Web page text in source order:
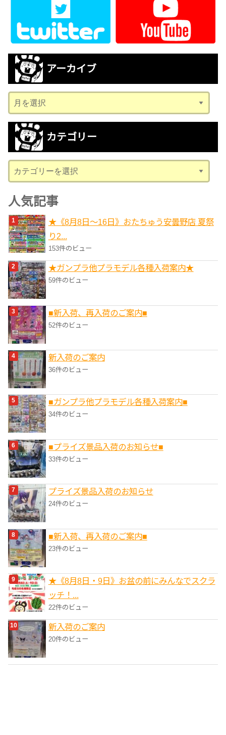
アーカイブ
ー
カ
ブ
カテゴリー
テ
ゴ
リ
ー
人気記事
★《8月8日～16日》おたちゅう安曇野店 夏祭
り2...
153件のビュー
★ガンプラ他プラモデル各種入荷案内★
59件のビュー
■新入荷、再入荷のご案内■
52件のビュー
新入荷のご案内
36件のビュー
■ガンプラ他プラモデル各種入荷案内■
34件のビュー
■プライズ景品入荷のお知らせ■
33件のビュー
プライズ景品入荷のお知らせ
24件のビュー
■新入荷、再入荷のご案内■
23件のビュー
★《8月8日・9日》お盆の前にみんなでスクラ
ッチ！...
22件のビュー
新入荷のご案内
20件のビュー